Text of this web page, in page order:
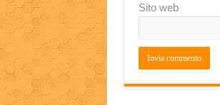
Sito web